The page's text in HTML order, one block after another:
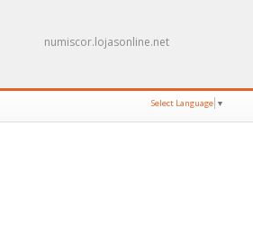
numiscor.lojasonline.net
Select Language ▼